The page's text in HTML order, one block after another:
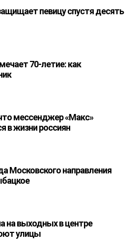
певицу спустя десять
70-летие: как
мессенджер «Макс»
в жизни россиян
Московского направления
на выходных в центре
улицы